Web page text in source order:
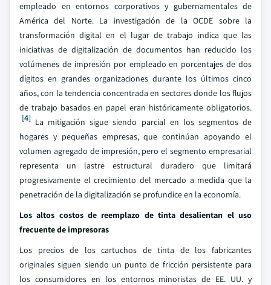
empleado en entornos corporativos y gubernamentales de
América del Norte. La investigación de la OCDE sobre la
transformación digital en el lugar de trabajo indica que las
iniciativas de digitalización de documentos han reducido los
volúmenes de impresión por empleado en porcentajes de dos
dígitos en grandes organizaciones durante los últimos cinco
años, con la tendencia concentrada en sectores donde los flujos
de trabajo basados en papel eran históricamente obligatorios.
[4] La mitigación sigue siendo parcial en los segmentos de
hogares y pequeñas empresas, que continúan apoyando el
volumen agregado de impresión, pero el segmento empresarial
representa un lastre estructural duradero que limitará
progresivamente el crecimiento del mercado a medida que la
penetración de la digitalización se profundice en la economía.
Los altos costos de reemplazo de tinta desalientan el uso
frecuente de impresoras
Los precios de los cartuchos de tinta de los fabricantes
originales siguen siendo un punto de fricción persistente para
los consumidores en los entornos minoristas de EE. UU. y